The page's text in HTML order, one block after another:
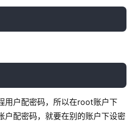
用户配密码，所以在root账户下
户配密码，就要在别的账户下设密